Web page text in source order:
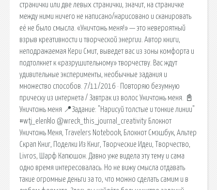
странички или две левых странички, значит, на страничке
между ними ничего не написано/нарисовано и сканировать
её не было смысла. «Уничтожь меня!» — это невероятный
взрыв креативности и творческой энергии. Автор книги,
неподражаемая Кери Смит, выведет вас из зоны комфорта и
подтолкнет к «разрушительному» творчеству. Вас ждут
удивительные эксперименты, необычные задания и
множество способов. 7/11/2016 · Повторяю безумную
прическу из интернета / Завтрак из волос Уничтожь меня. 📓
Уничтожь меня 📍Задание: "Нарисуй толстые и тонкие линии"
#wtj_elenklo @wreck_this_journal_creativity Блокнот
Уничтожь Меня, Travelers Notebook, Блокнот Смэшбук, Альтер
Скрап Книг, Поделки Из Книг, Творческие Идеи, Творчество,
Livros, Шарф Капюшон. Давно уже видела эту тему и сама
одно время интересовалась. Но не вижу смысла отдавать
такие огромные деньги за то, что можно сделать самим и в